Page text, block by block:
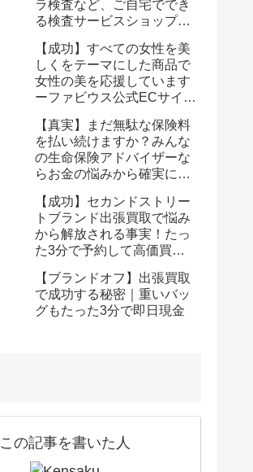
ラ検査など、ご自宅ででき
る検査サービスショップ
ならたった1回で驚くほど
簡単に悩みが解消する事実
【成功】すべての女性を美
しくをテーマにした商品で
女性の美を応援しています
ーファビウス公式ECサイト
クション金賞の秘密を公開
【真実】まだ無駄な保険料
を払い続けますか？みんな
の生命保険アドバイザーな
らお金の悩みから確実に解
【成功】セカンドストリー
トブランド出張買取で悩み
から解放される事実！たっ
た3分で予約して高価買取
【ブランドオフ】出張買取
で成功する秘密｜重いバッ
グもたった3分で即日現金
この記事を書いた人